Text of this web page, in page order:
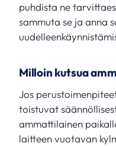
puhdista ne
sammuta se ja anna
Milloin kutsua
Jos
toistuvat
ammattilainen
laitteen vuotavan